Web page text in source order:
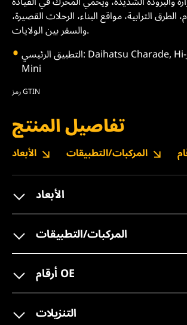
الطرق الترابية، مواقع البناء، الرحلات القصيرة،
والسفر بين الولايات.
التطبيق الرئيسي: Daihatsu Charade, Hi-JetInnocenti
Mini
رمز GTIN
تفاصيل المنتج
الأبعاد المركبات/التطبيقات
الأبعاد
المركبات/التطبيقات
أرقام OE
التنزيلات